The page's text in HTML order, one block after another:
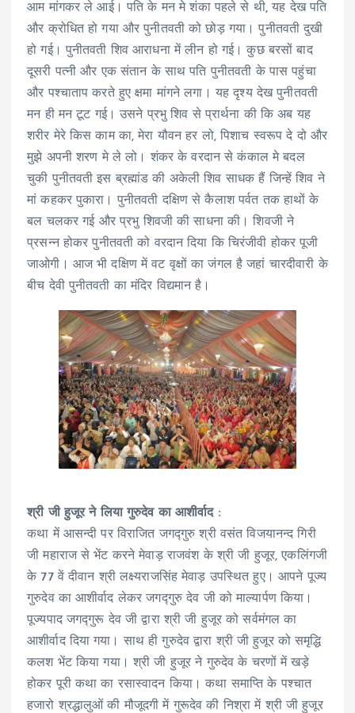
आम मांगकर ले आई। पति के मन मे शंका पहले से थी, यह देख पति
और क्रोधित हो गया और पुनीतवती को छोड़ गया। पुनीतवती दुखी
हो गई। पुनीतवती शिव आराधना में लीन हो गई। कुछ बरसों बाद
दूसरी पत्नी और एक संतान के साथ पति पुनीतवती के पास पहुंचा
और पश्चाताप करते हुए क्षमा मांगने लगा। यह दृश्य देख पुनीतवती
मन ही मन टूट गई। उसने प्रभु शिव से प्रार्थना की कि अब यह
शरीर मेरे किस काम का, मेरा यौवन हर लो, पिशाच स्वरूप दे दो और
मुझे अपनी शरण मे ले लो। शंकर के वरदान से कंकाल मे बदल
चुकी पुनीतवती इस ब्रह्मांड की अकेली शिव साधक हैं जिन्हें शिव ने
मां कहकर पुकारा। पुनीतवती दक्षिण से कैलाश पर्वत तक हाथों के
बल चलकर गई और प्रभु शिवजी की साधना की। शिवजी ने
प्रसन्न होकर पुनीतवती को वरदान दिया कि चिरंजीवी होकर पूजी
जाओगी। आज भी दक्षिण में वट वृक्षों का जंगल है जहां चारदीवारी के
बीच देवी पुनीतवती का मंदिर विद्यमान है।
श्री जी हुजूर ने लिया गुरुदेव का आशीर्वाद :
कथा में आसन्दी पर विराजित जगद्गुरु श्री वसंत विजयानन्द गिरी
जी महाराज से भेंट करने मेवाड़ राजवंश के श्री जी हुजूर, एकलिंगजी
के 77 वें दीवान श्री लक्ष्यराजसिंह मेवाड़ उपस्थित हुए। आपने पूज्य
गुरुदेव का आशीर्वाद लेकर जगद्गुरु देव जी को माल्यार्पण किया।
पूज्यपाद जगद्गुरू देव जी द्वारा श्री जी हुजूर को सर्वमंगल का
आशीर्वाद दिया गया। साथ ही गुरुदेव द्वारा श्री जी हुजूर को समृद्धि
कलश भेंट किया गया। श्री जी हुजूर ने गुरुदेव के चरणों में खड़े
होकर पूरी कथा का रसास्वादन किया। कथा समाप्ति के पश्चात
हजारो श्रद्धालुओं की मौजूदगी में गुरूदेव की निश्रा में श्री जी हुजूर